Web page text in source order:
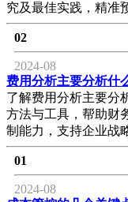
究及最佳实践，精准
02
2024-08
费用分析主要分析什
了解费用分析主要分
方法与工具，帮助财
制能力，支持企业战
01
2024-08